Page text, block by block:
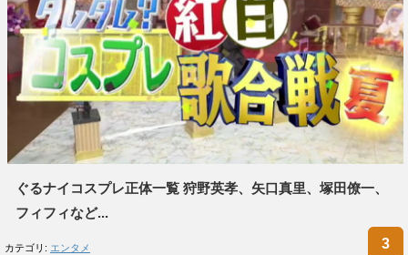
ぐるナイコスプレ正体一覧 狩野英孝、矢口真里、塚田僚一、
フィフィなど...
カテゴリ: エンタメ